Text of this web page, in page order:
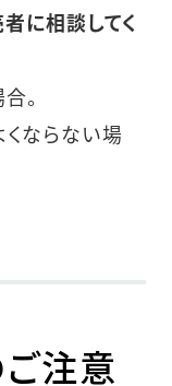
に相談してく
。
くならない場
注意